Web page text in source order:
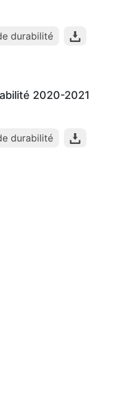
durabilité
2020-2021
durabilité